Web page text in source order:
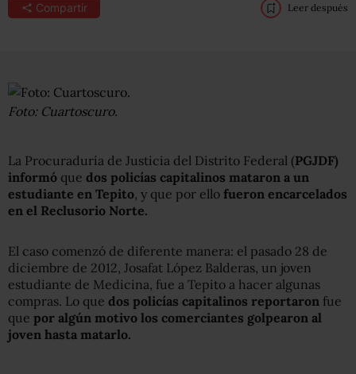
Compartir Leer después
Foto: Cuartoscuro.
La Procuraduría de Justicia del Distrito Federal (PGJDF)
informó que dos policías capitalinos mataron a un
estudiante en Tepito, y que por ello fueron encarcelados
en el Reclusorio Norte.
El caso comenzó de diferente manera: el pasado 28 de
diciembre de 2012, Josafat López Balderas, un joven
estudiante de Medicina, fue a Tepito a hacer algunas
compras. Lo que dos policías capitalinos reportaron fue
que por algún motivo los comerciantes golpearon al
joven hasta matarlo.